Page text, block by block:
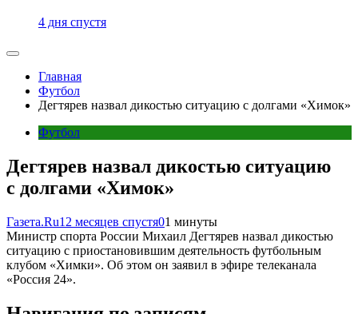
4 дня спустя
Главная
Футбол
Дегтярев назвал дикостью ситуацию с долгами «Химок»
Футбол
Дегтярев назвал дикостью ситуацию
с долгами «Химок»
Газета.Ru12 месяцев спустя01 минуты
Министр спорта России Михаил Дегтярев назвал дикостью
ситуацию с приостановившим деятельность футбольным
клубом «Химки». Об этом он заявил в эфире телеканала
«Россия 24».